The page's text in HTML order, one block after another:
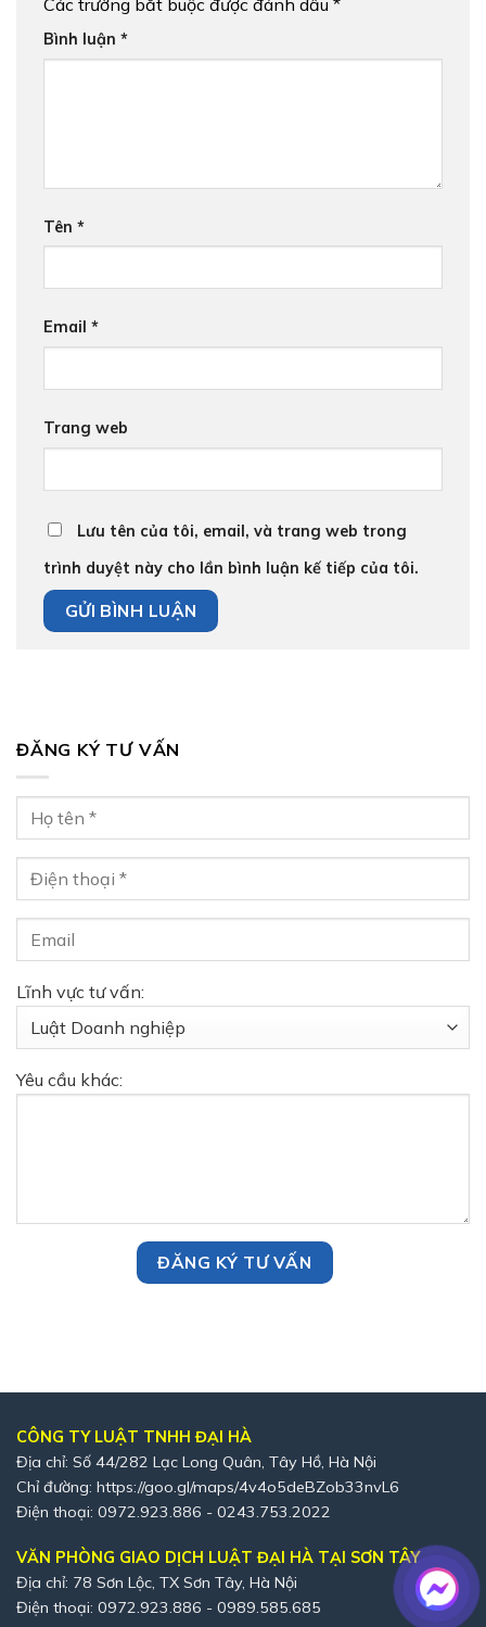
Bình luận *
Tên *
Email *
Trang web
Lưu tên của tôi, email, và trang web trong
trình duyệt này cho lần bình luận kế tiếp của tôi.
ĐĂNG KÝ TƯ VẤN
Lĩnh vực tư vấn:
Yêu cầu khác:
CÔNG TY LUẬT TNHH ĐẠI HÀ
Địa chỉ: Số 44/282 Lạc Long Quân, Tây Hồ, Hà Nội
Chỉ đường: https://goo.gl/maps/4v4o5deBZob33nvL6
Điện thoại: 0972.923.886 - 0243.753.2022
VĂN PHÒNG GIAO DỊCH LUẬT ĐẠI HÀ TẠI SƠN TÂY
Địa chỉ: 78 Sơn Lộc, TX Sơn Tây, Hà Nội
Điện thoại: 0972.923.886 - 0989.585.685